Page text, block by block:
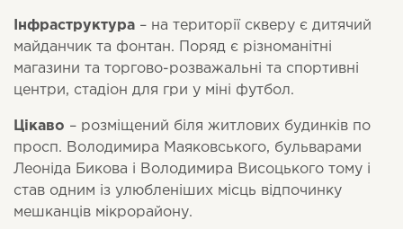
Інфраструктура – на території скверу є дитячий
майданчик та фонтан. Поряд є різноманітні
магазини та торгово-розважальні та спортивні
центри, стадіон для гри у міні футбол.
Цікаво – розміщений біля житлових будинків по
просп. Володимира Маяковського, бульварами
Леоніда Бикова і Володимира Висоцького тому і
став одним із улюбленіших місць відпочинку
мешканців мікрорайону.